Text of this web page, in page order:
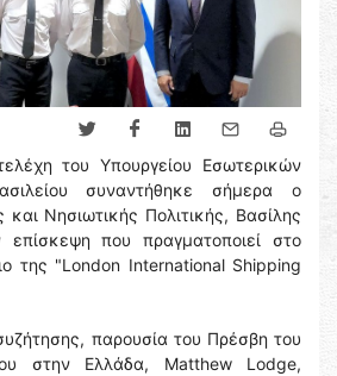
του Υπουργείου Εσωτερικών
συναντήθηκε σήμερα ο
και Νησιωτικής Πολιτικής, Βασίλης
επίσκεψη που πραγματοποιεί στο
της "London International Shipping
παρουσία του Πρέσβη του
στην Ελλάδα, Matthew Lodge,